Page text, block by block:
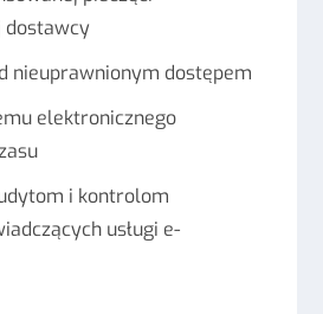
dostawcy
nieuprawnionym dostępem
elektronicznego
i kontrolom
usługi e-